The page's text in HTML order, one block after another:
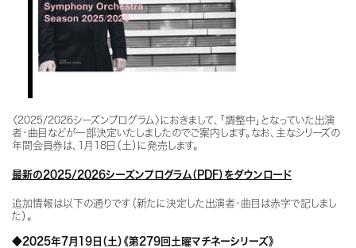
〈2025/2026シーズンプログラム〉におきまして、「調整中」となっていた出演
者・曲目などが一部決定いたしましたのでご案内します。なお、主なシリーズの
年間会員券は、1月18日（土）に発売します。
最新の2025/2026シーズンプログラム（PDF）をダウンロード
追加情報は以下の通りです（新たに決定した出演者・曲目は赤字で記しまし
た）。
◆2025年7月19日（土）《第279回土曜マチネーシリーズ》